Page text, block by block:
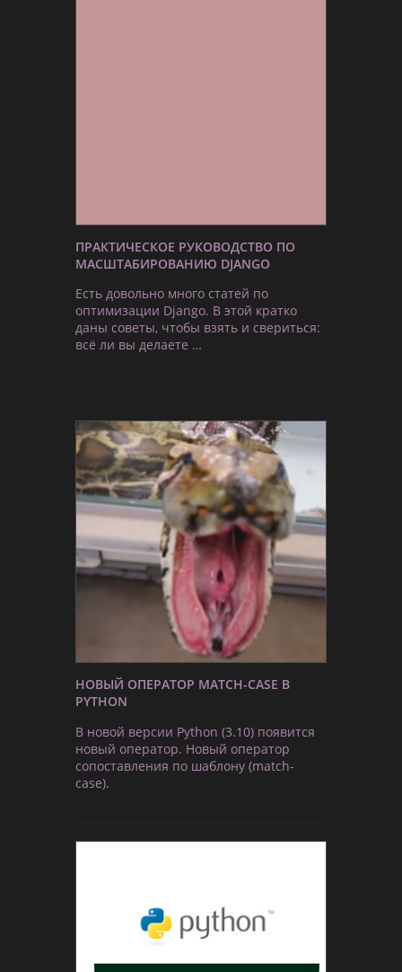
ПРАКТИЧЕСКОЕ РУКОВОДСТВО ПО
МАСШТАБИРОВАНИЮ DJANGO
Есть довольно много статей по
оптимизации Django. В этой кратко
даны советы, чтобы взять и свериться:
всё ли вы делаете …
НОВЫЙ ОПЕРАТОР MATCH-CASE В
PYTHON
В новой версии Python (3.10) появится
новый оператор. Новый оператор
сопоставления по шаблону (match-
case).